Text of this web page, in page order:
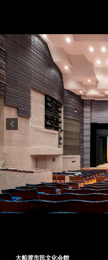
大船渡市民文化会館